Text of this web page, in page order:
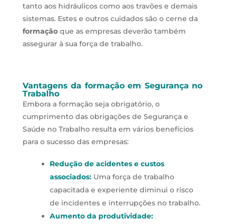
tanto aos hidráulicos como aos travões e demais
sistemas. Estes e outros cuidados são o cerne da
formaçãoque as empresas deverão também
assegurar à sua força de trabalho.
Vantagens da formação em Segurança no
Trabalho
Embora a formação seja obrigatório, o
cumprimento das obrigações de Segurança e
Saúde no Trabalho resulta em vários benefícios
para o sucesso das empresas:
Redução de acidentes e custos
associados:Uma força de trabalho
capacitada e experiente diminui o risco
de incidentes e interrupções no trabalho.
Aumento da produtividade: